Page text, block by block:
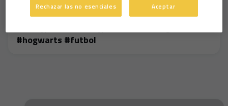
Esta semana, somos Harry 🤩🪄🦅 #cadizcf
#hogwarts #futbol
Rechazar las no esenciales Aceptar